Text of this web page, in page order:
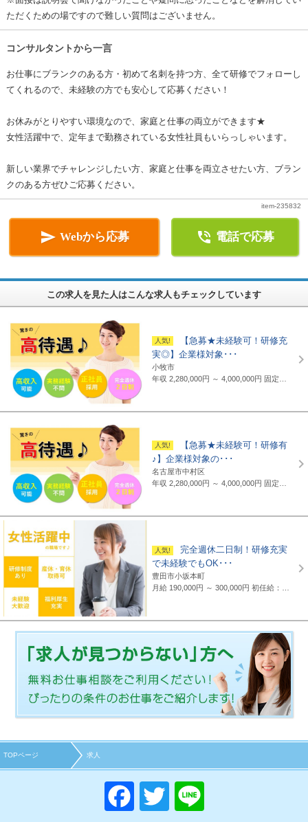
ただくための場ですので難しい質問はございません。
コンサルタントから一言
お仕事にブランクのある方・初めて名刺を持つ方、全て研修でフォローし
てくれるので、未経験の方でも安心して応募ください！
お休みがとりやすい環境なので、家庭と仕事の両立ができます★
女性活躍中で、定年まで勤務されている女性社員もいらっしゃいます。
新しい業界でチャレンジしたい方、家庭と仕事を両立させたい方、ブラン
クのある方ぜひご応募ください。
item-235832
 Webから応募  電話で応募
この求人を見た人はこんな求人もチェックしています
【急募★未経験可！研修充
実◎】企業様対象･･･
小牧市
年収 2,280,000円 ～ 4,000,000円 固定給制 月給16万円～25万円（諸手当含まず）＋報奨金＋賞与年2回 ※地域・能力により異なります。 ◆正職員の平均給与例 434,000円(2019年度実績) ※上記には賞与は含まれていません。 ◆支給例 月給20万円～／東京・神奈川・千葉・埼玉の支社 月給19万円～／愛知・三重・京都・大阪の支社 月給18万円～／山梨・岐阜・静岡・滋賀・兵庫・広島・福岡の支社 ※一部支社により異なる ※入社前に行なわれる研修の受講手当は日給3500円～4000円（地域により異なる） ◆通勤交通費 月額3万5千円まで全額支給(超過部分は2万円まで半額支給)
【急募★未経験可！研修有
♪】企業様対象の･･･
名古屋市中村区
年収 2,280,000円 ～ 4,000,000円 固定給制 月給16万円～25万円（諸手当含まず）＋報奨金＋賞与年2回 ※地域・能力により異なります。 ◆正職員の平均給与例 平均給与：434,000円(2019年度実績) ※上記には賞与は含まれていません。 ◆支給例 月給20万円～／東京・神奈川・千葉・埼玉の支社 月給19万円～／愛知・三重・京都・大阪の支社 月給18万円～／山梨・岐阜・静岡・滋賀・兵庫・広島・福岡の支社 ※一部支社により異なる ※入社前に行なわれる研修の受講手当は日給3500円～4000円（地域により異なる） ◆通勤交通費 月額3万5千円まで全額支給(超過部分は2万円まで半額支給)
完全週休二日制！研修充実
で未経験でもOK･･･
豊田市小坂本町
月給 190,000円 ～ 300,000円初任給：16万～25万円+諸手当(地域・能力により異なる) 例：20万～25万円（東京都勤務） 平均給与：423,000円(平成29年度実績) ※給与は年間平均の税込定例給与であり、賞与は含んでおりません。
TOPページ 求人
F
a
T
wi